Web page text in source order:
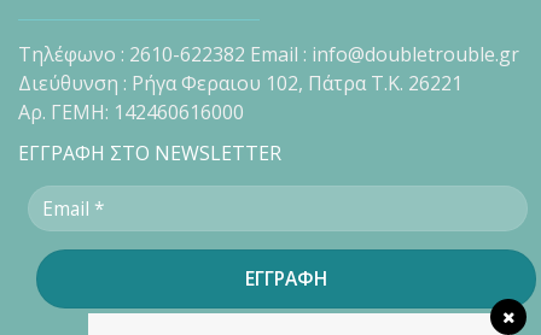
Τηλέφωνο : 2610-622382 Email : info@doubletrouble.gr
Διεύθυνση : Ρήγα Φεραιου 102, Πάτρα Τ.Κ. 26221
Αρ. ΓΕΜΗ: 142460616000
ΕΓΓΡΑΦΗ ΣΤΟ NEWSLETTER